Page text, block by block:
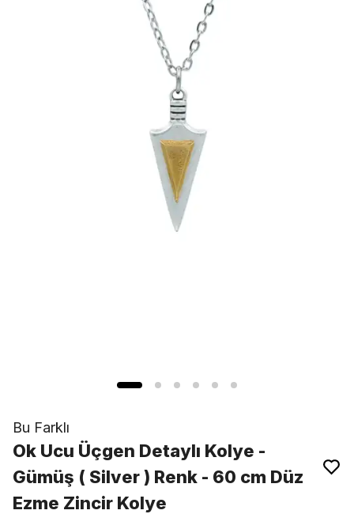
Bu Farklı
Ok Ucu Üçgen Detaylı Kolye -
Gümüş ( Silver ) Renk - 60 cm Düz
Ezme Zincir Kolye